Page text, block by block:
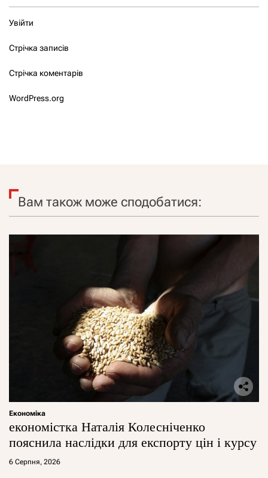
Увійти
Стрічка записів
Стрічка коментарів
WordPress.org
Вам також може сподобатися:
Економіка
економістка Наталія Колесніченко
пояснила наслідки для експорту цін і курсу
6 Серпня, 2026